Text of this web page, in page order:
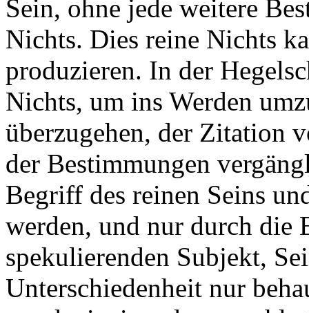
Sein, ohne jede weitere
Nichts. Dies reine Nichts
produzieren. In der
Nichts, um ins Werden
überzugehen, der Zitation
der Bestimmungen
Begriff des reinen Seins
werden, und nur durch die
spekulierenden Subjekt,
Unterschiedenheit nur